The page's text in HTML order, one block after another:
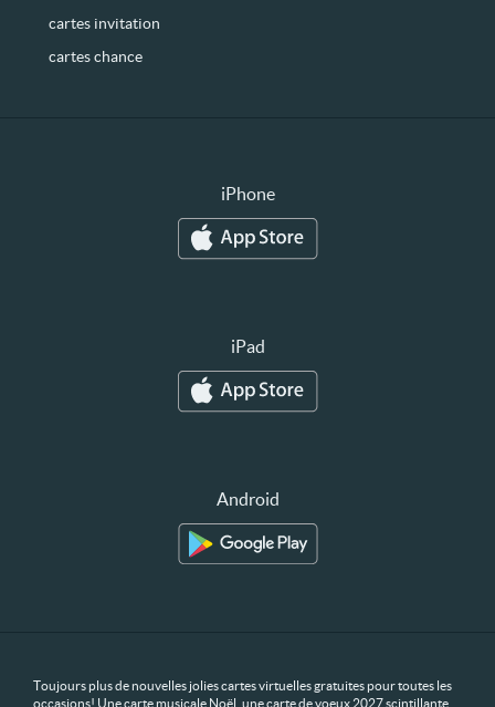
cartes invitation
cartes chance
iPhone
iPad
Android
Toujours plus de nouvelles jolies cartes virtuelles gratuites pour toutes les
occasions! Une carte musicale Noël, une carte de voeux 2027 scintillante,